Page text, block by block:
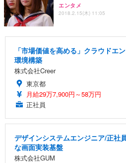
エンタメ
2018.2.15(木) 11:05
「市場価値を高める」クラウドエ
環境構築
株式会社Creer
東京都
月給29万7,900円～58万円
正社員
デザインシステムエンジニア/正社
な画面実装基盤
株式会社GUM